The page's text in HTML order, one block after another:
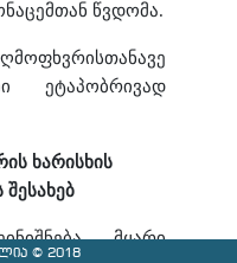
წვდომა.
ეტაპობრივად
ხარისხის
მყარი
© 2018